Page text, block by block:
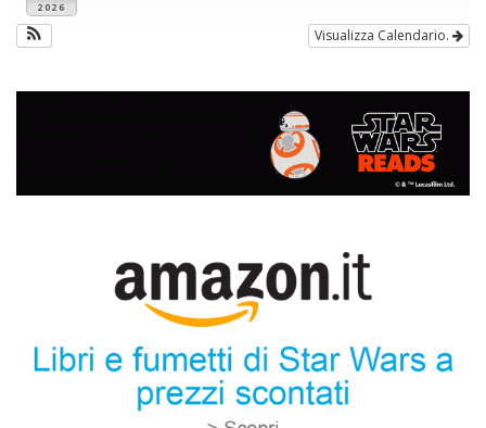
2026
Visualizza Calendario.